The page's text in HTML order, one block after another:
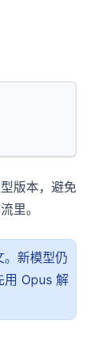
版本，避免
里。
。新模型仍
用 Opus 解